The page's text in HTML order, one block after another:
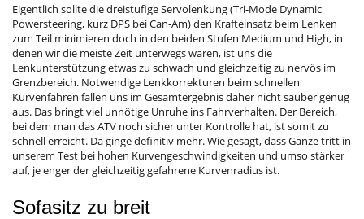
Eigentlich sollte die dreistufige Servolenkung (Tri-Mode Dynamic
Powersteering, kurz DPS bei Can-Am) den Krafteinsatz beim Lenken
zum Teil minimieren doch in den beiden Stufen Medium und High, in
denen wir die meiste Zeit unterwegs waren, ist uns die
Lenkunterstützung etwas zu schwach und gleichzeitig zu nervös im
Grenzbereich. Notwendige Lenkkorrekturen beim schnellen
Kurvenfahren fallen uns im Gesamtergebnis daher nicht sauber genug
aus. Das bringt viel unnötige Unruhe ins Fahrverhalten. Der Bereich,
bei dem man das ATV noch sicher unter Kontrolle hat, ist somit zu
schnell erreicht. Da ginge definitiv mehr. Wie gesagt, dass Ganze tritt in
unserem Test bei hohen Kurvengeschwindigkeiten und umso stärker
auf, je enger der gleichzeitig gefahrene Kurvenradius ist.
Sofasitz zu breit